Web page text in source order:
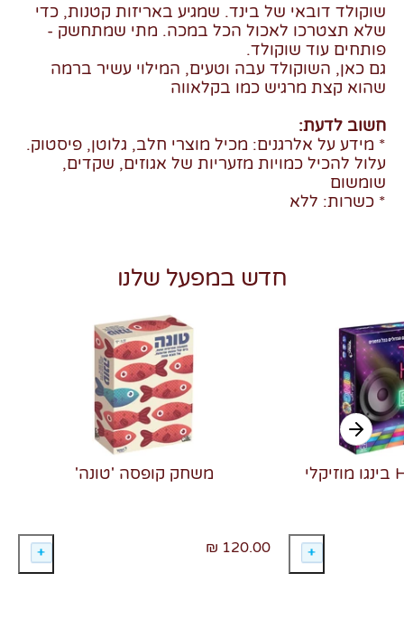
שוקולד דובאי של בינד. שמגיע באריזות קטנות, כדי
שלא תצטרכו לאכול הכל במכה. מתי שמתחשק -
פותחים עוד שוקולד.
גם כאן, השוקולד עבה וטעים, המילוי עשיר ברמה
שהוא קצת מרגיש כמו בקלאווה
חשוב לדעת:
* מידע על אלרגנים: מכיל מוצרי חלב, גלוטן, פיסטוק.
עלול להכיל כמויות מזעריות של אגוזים, שקדים,
שומשום
* כשרות: ללא
חדש במפעל שלנו
משחק קופסה 'טונה'
120.00 ₪